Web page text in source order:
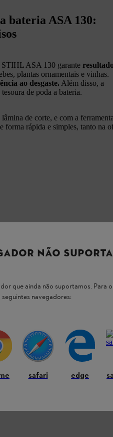
bateria ASA 130:
STIHL ASA 130 garante
plantas ornamentais e vinhas.
ao desgaste. Além disso, a
de poda a bateria.
de corte, e com a ferramenta
forma rápida e simples, tanto na
produtos STIHL
mais comuns
NÃO
que ainda não suportamos. Para
navegadores:
safari edge